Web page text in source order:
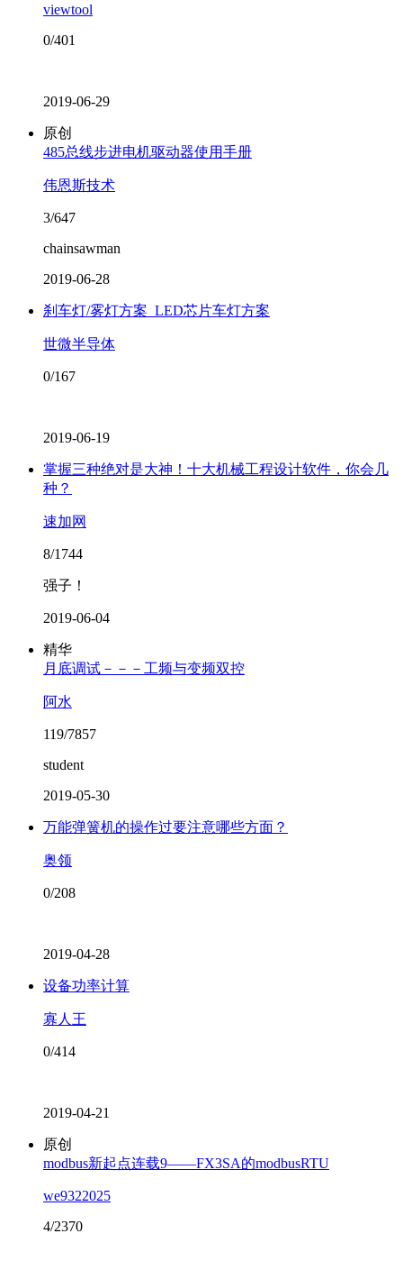
viewtool
0/401
2019-06-29
原创
485总线步进电机驱动器使用手册
伟恩斯技术
3/647
chainsawman
2019-06-28
刹车灯/雾灯方案_LED芯片车灯方案
世微半导体
0/167
2019-06-19
掌握三种绝对是大神！十大机械工程设计软件，你会几
种？
速加网
8/1744
强子！
2019-06-04
精华
月底调试－－－工频与变频双控
阿水
119/7857
student
2019-05-30
万能弹簧机的操作过要注意哪些方面？
奥领
0/208
2019-04-28
设备功率计算
寡人王
0/414
2019-04-21
原创
modbus新起点连载9——FX3SA的modbusRTU​
we9322025
4/2370